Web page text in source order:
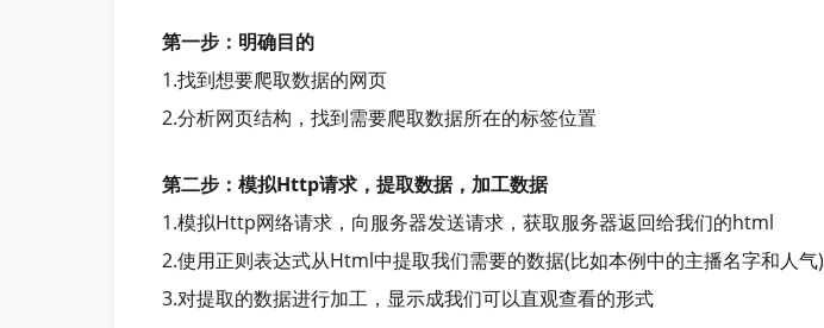
第一步：明确目的
1.找到想要爬取数据的网页
2.分析网页结构，找到需要爬取数据所在的标签位置
第二步：模拟Http请求，提取数据，加工数据
1.模拟Http网络请求，向服务器发送请求，获取服务器返回给我们的html
2.使用正则表达式从Html中提取我们需要的数据(比如本例中的主播名字和人气)
3.对提取的数据进行加工，显示成我们可以直观查看的形式